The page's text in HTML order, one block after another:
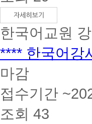
한국어교원
**** 한국어강
마감
접수기간
조회 43